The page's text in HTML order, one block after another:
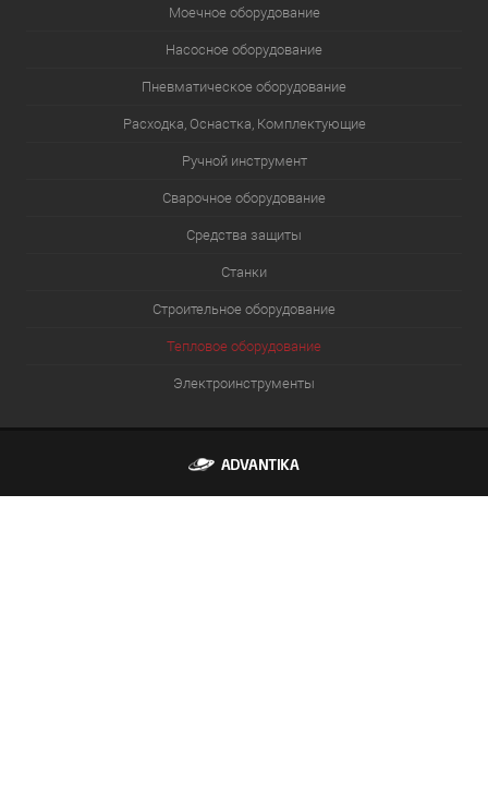
Моечное оборудование
Насосное оборудование
Пневматическое оборудование
Расходка, Оснастка, Комплектующие
Ручной инструмент
Сварочное оборудование
Средства защиты
Станки
Строительное оборудование
Тепловое оборудование
Электроинструменты